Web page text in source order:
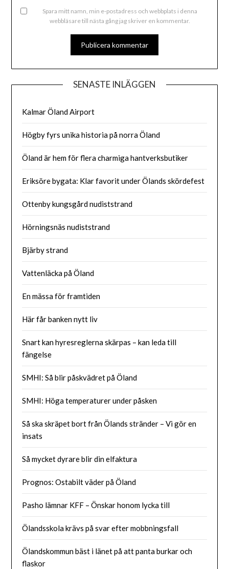
Spara mitt namn, min e-postadress och webbplats i denna
webbläsare till nästa gång jag skriver en kommentar.
ALTERNATIVE:
SENASTE INLÄGGEN
Kalmar Öland Airport
Högby fyrs unika historia på norra Öland
Öland är hem för flera charmiga hantverksbutiker
Eriksöre bygata: Klar favorit under Ölands skördefest
Ottenby kungsgård nudiststrand
Hörningsnäs nudiststrand
Bjärby strand
Vattenläcka på Öland
En mässa för framtiden
Här får banken nytt liv
Snart kan hyresreglerna skärpas – kan leda till
fängelse
SMHI: Så blir påskvädret på Öland
SMHI: Höga temperaturer under påsken
Så ska skräpet bort från Ölands stränder – Vi gör en
insats
Så mycket dyrare blir din elfaktura
Prognos: Ostabilt väder på Öland
Pasho lämnar KFF – Önskar honom lycka till
Ölandsskola krävs på svar efter mobbningsfall
Ölandskommun bäst i länet på att panta burkar och
flaskor